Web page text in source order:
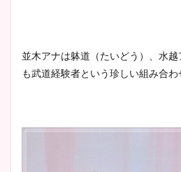
並木アナは躰道（たいどう）、水
も武道経験者という珍しい組み合わ